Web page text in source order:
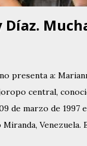
presenta a:
central,
de marzo de 1997
Venezuela.